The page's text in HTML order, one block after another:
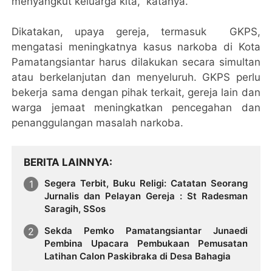
Dikatakan, upaya gereja, termasuk GKPS,
mengatasi meningkatnya kasus narkoba di Kota
Pamatangsiantar harus dilakukan secara simultan
atau berkelanjutan dan menyeluruh. GKPS perlu
bekerja sama dengan pihak terkait, gereja lain dan
warga jemaat meningkatkan pencegahan dan
penanggulangan masalah narkoba.
BERITA LAINNYA
Segera Terbit, Buku Religi: Catatan Seorang
Jurnalis dan Pelayan Gereja : St Radesman
Saragih, SSos
Sekda Pemko Pamatangsiantar Junaedi
Pembina Upacara Pembukaan Pemusatan
Latihan Calon Paskibraka di Desa Bahagia